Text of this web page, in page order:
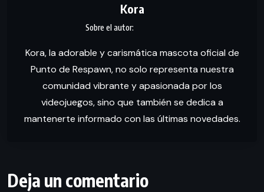
Kora
Kora, la adorable y carismática mascota oficial de
Punto de Respawn, no solo representa nuestra
comunidad vibrante y apasionada por los
videojuegos, sino que también se dedica a
mantenerte informado con las últimas novedades.
Deja un comentario